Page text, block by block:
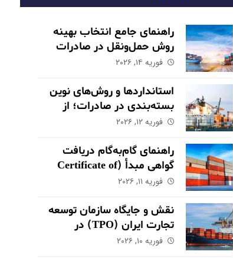
راهنمای جامع انتخاب بهینه
روش حمل‌ونقل در صادرات
فوریه ۱۴, ۲۰۲۶
استانداردها و روش‌های نوین
بسته‌بندی در صادرات؛ از
حفاظت تا بازاریابی
فوریه ۱۲, ۲۰۲۶
راهنمای گام‌به‌گام دریافت
گواهی مبدأ (Certificate of
Origin) برای کالاهای صادراتی
فوریه ۱۱, ۲۰۲۶
نقش و جایگاه سازمان توسعه
تجارت ایران (TPO) در
اکوسیستم صادراتی
فوریه ۱۰, ۲۰۲۶